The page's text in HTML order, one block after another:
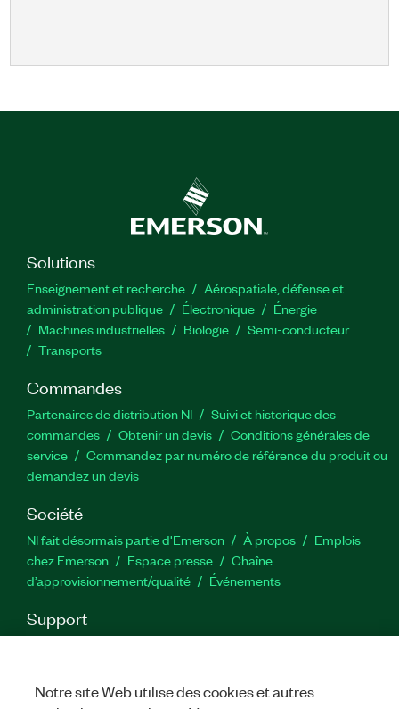
Solutions
Enseignement et recherche
Aérospatiale, défense et
administration publique
Électronique
Énergie​
Machines industrielles
Biologie
Semi-conducteur
Transports
Commandes
Partenaires de distribution NI
Suivi et historique des
commandes
Obtenir un devis
Conditions générales de
service
Commandez par numéro de référence du produit ou
demandez un devis
Société
NI fait désormais partie d'Emerson À propos
Emplois
chez Emerson
Espace presse
Chaîne
d’approvisionnement/qualité
Événements
Support
service
Commentaires sur le site
Notre site Web utilise des cookies et autres